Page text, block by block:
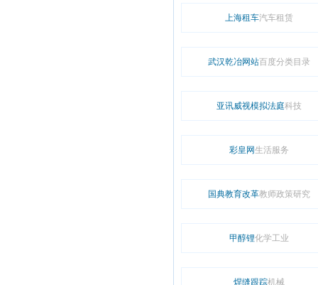
上海租车汽车租赁
武汉乾冶网站百度分类目录
亚讯威视模拟法庭科技
彩皇网生活服务
国典教育改革教师政策研究
甲醇锂化学工业
焊缝跟踪机械